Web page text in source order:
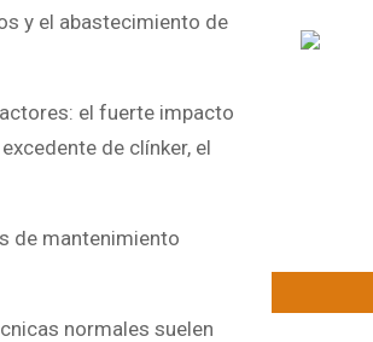
y el abastecimiento de
el fuerte impacto
de clínker, el
de mantenimiento
normales suelen